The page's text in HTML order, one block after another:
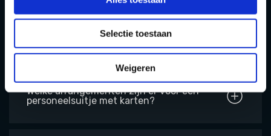
Selectie toestaan
Weigeren
Kun je een kinderfeestje organiseren
met karten in West-Brabant?
Welke arrangementen zijn er voor een
personeelsuitje met karten?